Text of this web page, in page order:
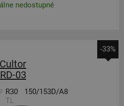
nedostupné
-33%
Cultor
RD-03
R30
150/153D/A8
TL